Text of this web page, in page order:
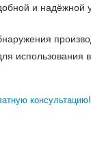
и
использования
консультацию!